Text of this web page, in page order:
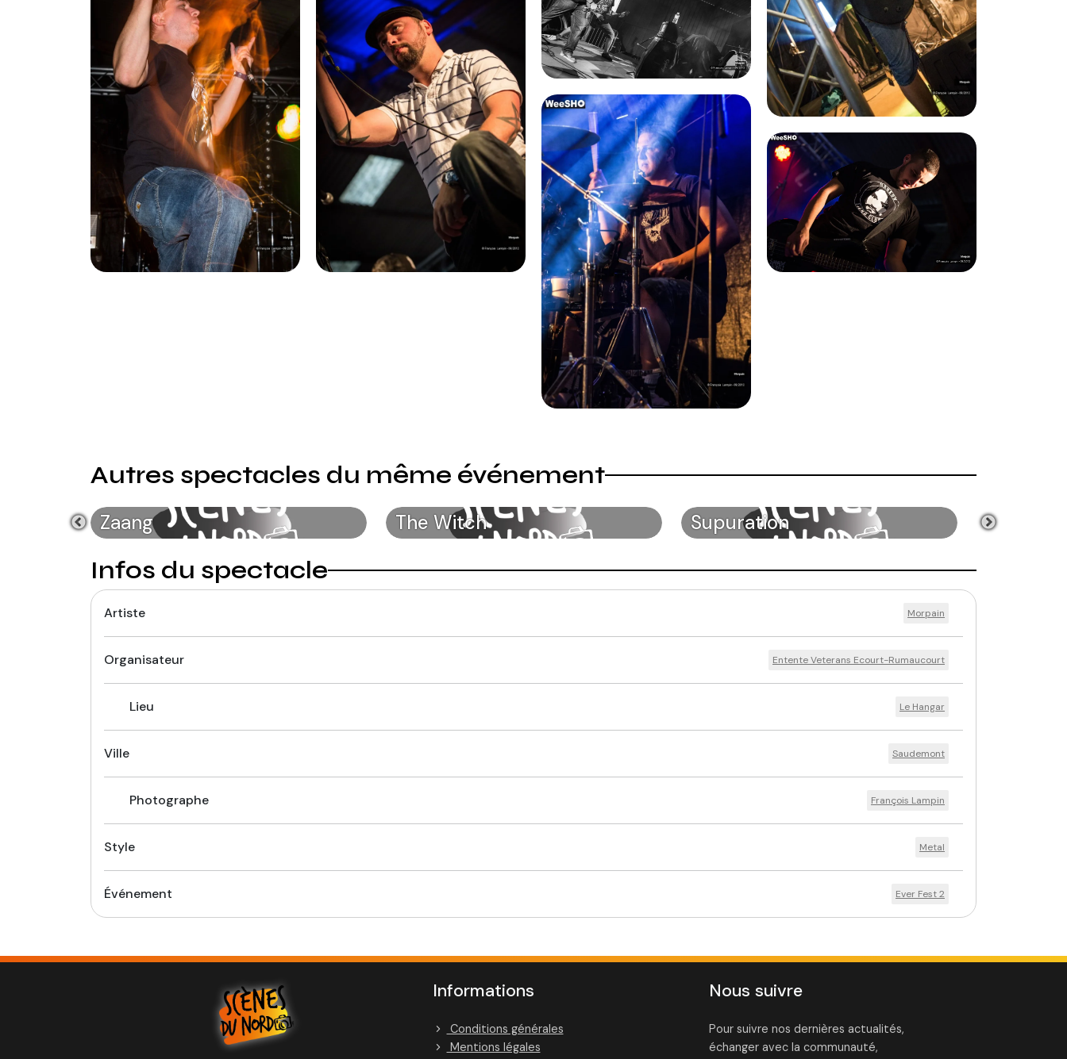
Autres spectacles du même événement
The Witch Supuration Deepshow
Infos du spectacle
Artiste Morpain
Organisateur Entente Veterans Ecourt-Rumaucourt
Lieu Le Hangar
Ville Saudemont
Photographe François Lampin
Style Metal
Événement Ever Fest 2
Informations
Conditions générales
Mentions légales
Nous suivre
Pour suivre nos dernières actualités,
échanger avec la communauté,